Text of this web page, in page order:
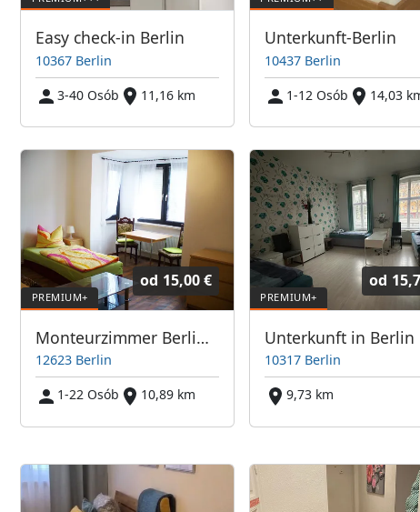
Easy check-in Berlin
10367 Berlin
3-40 Osób
11,16 km
Unterkunft-Berlin
10437 Berlin
1-12 Osób
14,03
od 15,00 €
Monteurzimmer Berlin Ost
12623 Berlin
1-22 Osób
10,89 km
od
Unterkunft in Berlin
10317 Berlin
9,73 km